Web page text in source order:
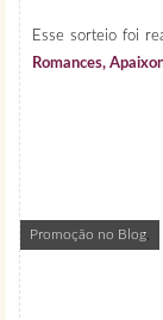
Promoção no Blog,
Esse sorteio foi
Romances,